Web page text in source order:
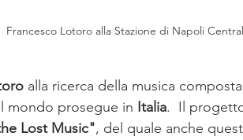
Francesco Lotoro alla Stazione di Napoli
alla ricerca della musica
mondo prosegue in Italia.  Il
Lost Music", del quale anche